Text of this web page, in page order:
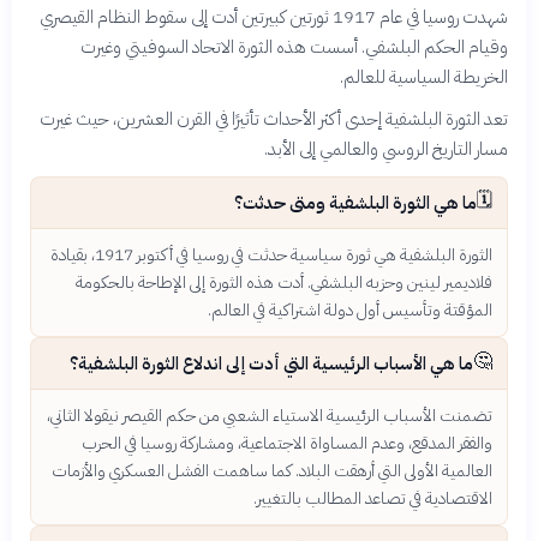
شهدت روسيا في عام 1917 ثورتين كبيرتين أدت إلى سقوط النظام القيصري
وقيام الحكم البلشفي. أسست هذه الثورة الاتحاد السوفيتي وغيرت
الخريطة السياسية للعالم.
تعد الثورة البلشفية إحدى أكثر الأحداث تأثيرًا في القرن العشرين، حيث غيرت
مسار التاريخ الروسي والعالمي إلى الأبد.
🗓️ما هي الثورة البلشفية ومتى حدثت؟
الثورة البلشفية هي ثورة سياسية حدثت في روسيا في أكتوبر 1917، بقيادة
فلاديمير لينين وحزبه البلشفي. أدت هذه الثورة إلى الإطاحة بالحكومة
المؤقتة وتأسيس أول دولة اشتراكية في العالم.
🤔ما هي الأسباب الرئيسية التي أدت إلى اندلاع الثورة البلشفية؟
تضمنت الأسباب الرئيسية الاستياء الشعبي من حكم القيصر نيقولا الثاني،
والفقر المدقع، وعدم المساواة الاجتماعية، ومشاركة روسيا في الحرب
العالمية الأولى التي أرهقت البلاد. كما ساهمت الفشل العسكري والأزمات
الاقتصادية في تصاعد المطالب بالتغيير.